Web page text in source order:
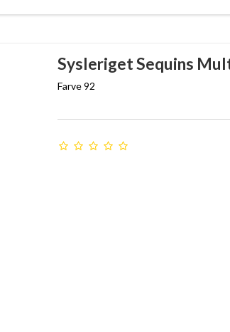
Sysleriget Sequins
Farve 92